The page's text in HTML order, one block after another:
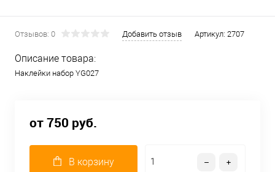
Отзывов: 0 Добавить отзыв Артикул: 2707
Описание товара:
Наклейки набор YG027
от 750 руб.
В корзину